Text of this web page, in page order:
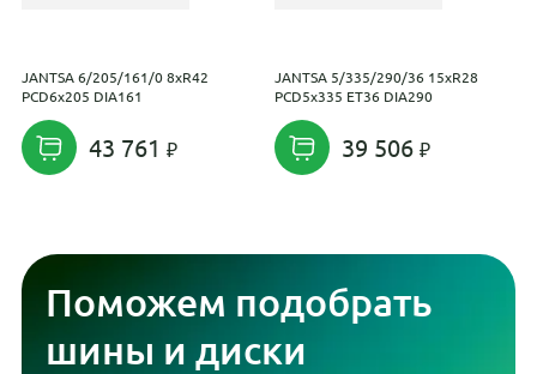
JANTSA 6/205/161/0 8xR42
PCD6x205 DIA161
43 761
JANTSA 5/335/290/36 15xR28
PCD5x335 ET36 DIA290
39 506
Поможем подобрать
шины и диски